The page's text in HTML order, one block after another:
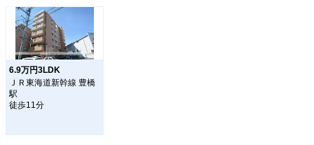
6.9万円3LDK
ＪＲ東海道新幹線 豊橋
駅
徒歩11分